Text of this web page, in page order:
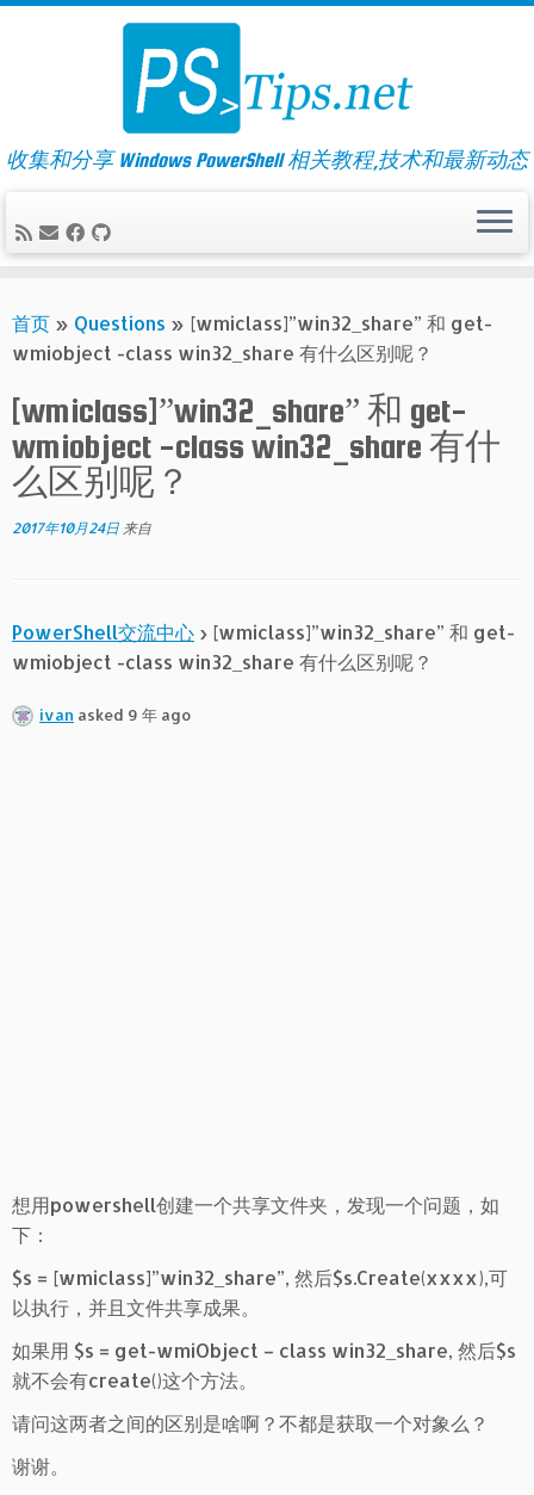
Skip
收集和分享 Windows PowerShell 相关教程,技术和最新动态
首页 » Questions » [wmiclass]”win32_share” 和 get-
wmiobject -class win32_share 有什么区别呢？
[wmiclass]”win32_share” 和 get-
wmiobject -class win32_share 有什
么区别呢？
2017年10月24日 来自
PowerShell交流中心 › [wmiclass]”win32_share” 和 get-
wmiobject -class win32_share 有什么区别呢？
ivan asked 9 年 ago
想用powershell创建一个共享文件夹，发现一个问题，如
下：
$s = [wmiclass]”win32_share”, 然后$s.Create(xxxx),可
以执行，并且文件共享成果。
如果用 $s = get-wmiObject – class win32_share, 然后$s
就不会有create()这个方法。
请问这两者之间的区别是啥啊？不都是获取一个对象么？
谢谢。